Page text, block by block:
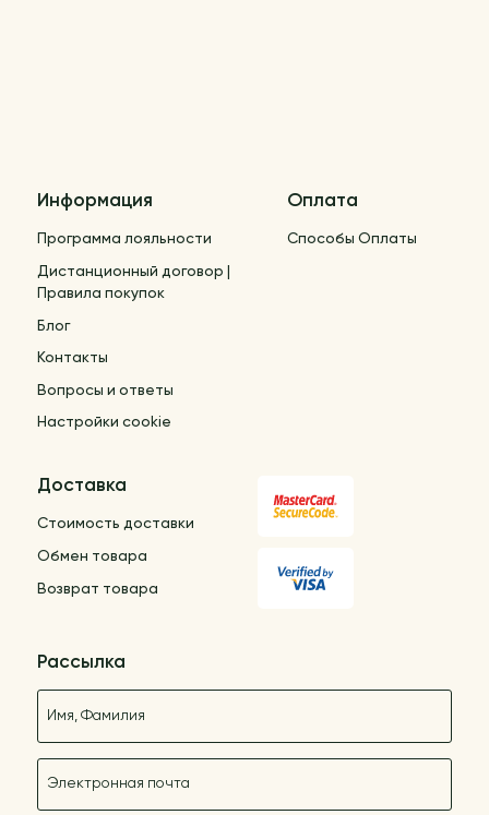
Информация
Программа лояльности
Дистанционный договор |
Правила покупок
Блог
Контакты
Вопросы и ответы
Настройки cookie
Оплата
Способы Оплаты
Доставка
Стоимость доставки
Обмен товара
Возврат товара
Рассылка